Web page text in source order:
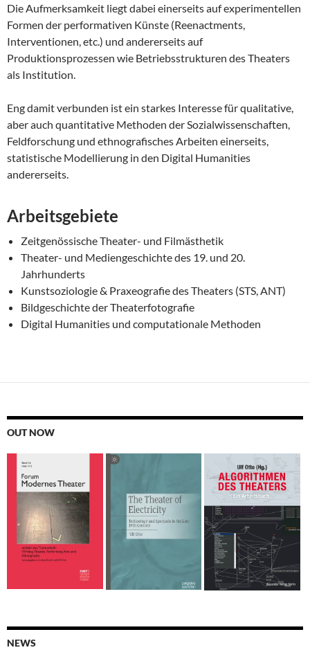
Die Aufmerksamkeit liegt dabei einerseits auf experimentellen
Formen der performativen Künste (Reenactments,
Interventionen, etc.) und andererseits auf
Produktionsprozessen wie Betriebsstrukturen des Theaters
als Institution.
Eng damit verbunden ist ein starkes Interesse für qualitative,
aber auch quantitative Methoden der Sozialwissenschaften,
Feldforschung und ethnografisches Arbeiten einerseits,
statistische Modellierung in den Digital Humanities
andererseits.
Arbeitsgebiete
Zeitgenössische Theater- und Filmästhetik
Theater- und Mediengeschichte des 19. und 20.
Jahrhunderts
Kunstsoziologie & Praxeografie des Theaters (STS, ANT)
Bildgeschichte der Theaterfotografie
Digital Humanities und computationale Methoden
OUT NOW
NEWS